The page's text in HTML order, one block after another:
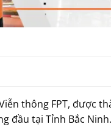
thông FPT, được
tại Tỉnh Bắc